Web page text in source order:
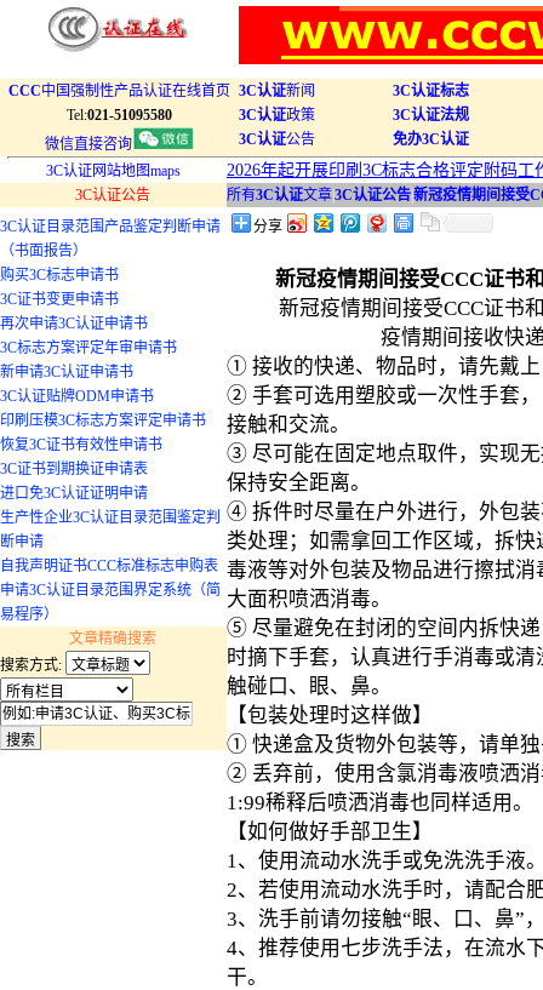
CCC中国强制性产品认证在线首页
Tel:021-51095580
微信直接咨询
3C认证新闻
3C认证政策
3C认证公告
3C认证标志
3C认证法规
免办3C认证
3C认证网站地图maps
3C认证公告
3C认证目录范围产品鉴定判断申请
（书面报告）
购买3C标志申请书
3C证书变更申请书
再次申请3C认证申请书
3C标志方案评定年审申请书
新申请3C认证申请书
3C认证贴牌ODM申请书
印刷压模3C标志方案评定申请书
恢复3C证书有效性申请书
3C证书到期换证申请表
进口免3C认证证明申请
生产性企业3C认证目录范围鉴定判
断申请
自我声明证书CCC标准标志申购表
申请3C认证目录范围界定系统（简
易程序）
文章精确搜索
搜索方式:
2026年起开展印刷3C标志合格评定附码工
所有3C认证文章|3C认证公告|新冠疫情期间接受
分享
新冠疫情期间接受CCC证书
新冠疫情期间接受CCC证书
疫情期间接收快
① 接收的快递、物品时，请先戴
② 手套可选用塑胶或一次性手套
接触和交流。
③ 尽可能在固定地点取件，实现
保持安全距离。
④ 拆件时尽量在户外进行，外包
类处理；如需拿回工作区域，拆
毒液等对外包装及物品进行擦拭
大面积喷洒消毒。
⑤ 尽量避免在封闭的空间内拆快
时摘下手套，认真进行手消毒或
触碰口、眼、鼻。
【包装处理时这样做】
① 快递盒及货物外包装等，请单
② 丢弃前，使用含氯消毒液喷洒
1:99稀释后喷洒消毒也同样适用。
【如何做好手部卫生】
1、使用流动水洗手或免洗洗手液
2、若使用流动水洗手时，请配合
3、洗手前请勿接触“眼、口、鼻”
4、推荐使用七步洗手法，在流水
干。